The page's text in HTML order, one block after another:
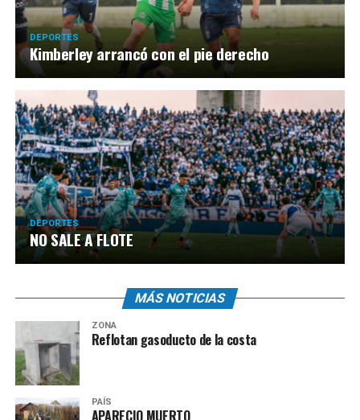
DEPORTES
Kimberley arrancó con el pie derecho
DEPORTES
NO SALE A FLOTE
MÁS NOTICIAS
ZONA
Reflotan gasoducto de la costa
PAÍS
APARECIO MUERTO